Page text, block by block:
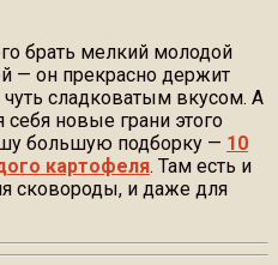
брать мелкий молодой
— он прекрасно держит
сладковатым вкусом. А
новые грани этого
большую подборку — 10
картофеля. Там есть и
сковороды, и даже для